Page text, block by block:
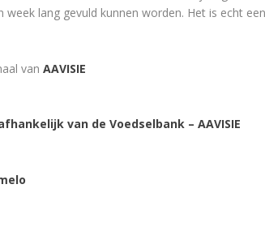
week lang gevuld kunnen worden. Het is echt
van AAVISIE
van de Voedselbank – AAVISIE